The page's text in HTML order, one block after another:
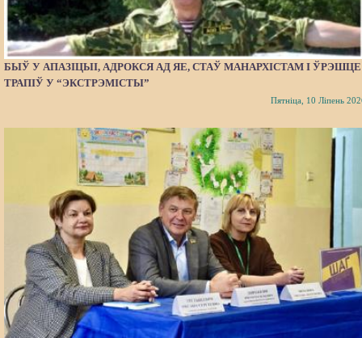
БЫЎ У АПАЗІЦЫІ, АДРОКСЯ АД ЯЕ, СТАЎ МАНАРХІСТАМ І ЎРЭШЦЕ
ТРАПІЎ У “ЭКСТРЭМІСТЫ”
Пятніца, 10 Ліпень